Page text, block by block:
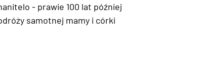
- prawie 100 lat później
samotnej mamy i córki